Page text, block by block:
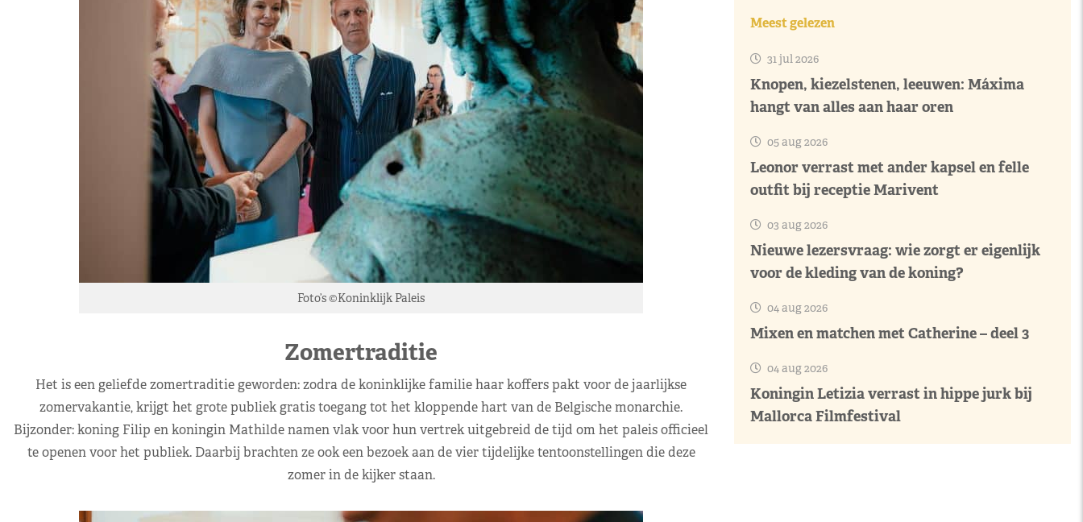
Foto’s ©Koninklijk Paleis
Zomertraditie
Het is een geliefde zomertraditie geworden: zodra de koninklijke familie haar koffers pakt voor de jaarlijkse
zomervakantie, krijgt het grote publiek gratis toegang tot het kloppende hart van de Belgische monarchie.
Bijzonder: koning Filip en koningin Mathilde namen vlak voor hun vertrek uitgebreid de tijd om het paleis officieel
te openen voor het publiek. Daarbij brachten ze ook een bezoek aan de vier tijdelijke tentoonstellingen die deze
zomer in de kijker staan.
Meest gelezen
31 jul 2026
Knopen, kiezelstenen, leeuwen: Máxima
hangt van alles aan haar oren
05 aug 2026
Leonor verrast met ander kapsel en felle
outfit bij receptie Marivent
03 aug 2026
Nieuwe lezersvraag: wie zorgt er eigenlijk
voor de kleding van de koning?
04 aug 2026
Mixen en matchen met Catherine – deel 3
04 aug 2026
Koningin Letizia verrast in hippe jurk bij
Mallorca Filmfestival